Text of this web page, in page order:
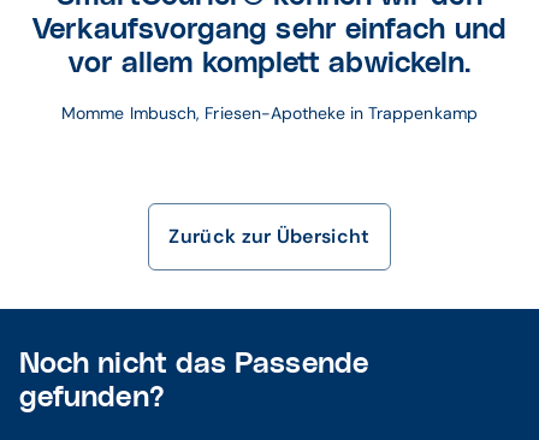
Verkaufsvorgang sehr einfach und
vor allem komplett abwickeln.
Momme Imbusch, Friesen-Apotheke in Trappenkamp
Zurück zur Übersicht
Noch nicht das Passende
gefunden?